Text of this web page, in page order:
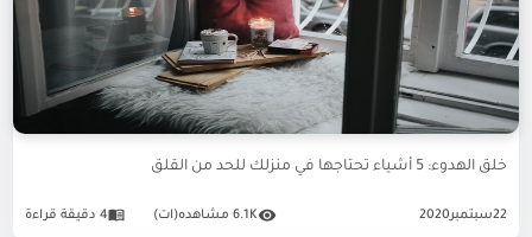
خلق الهدوء: 5 أشياء تحتاجها في منزلك للحد من القلق
22سبتمبر2020 6.1K مشاهده(ات) 4 دقيقة قراءة